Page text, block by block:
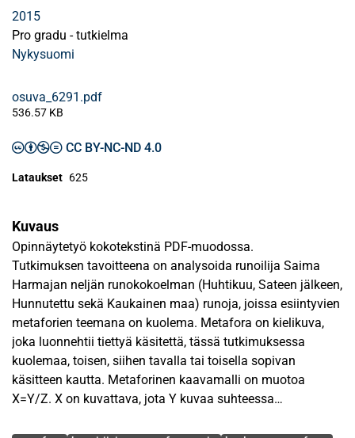
2015
Pro gradu - tutkielma
Nykysuomi
osuva_6291.pdf
536.57 KB
CC BY-NC-ND 4.0
Lataukset 625
Kuvaus
Opinnäytetyö kokotekstinä PDF-muodossa.
Tutkimuksen tavoitteena on analysoida runoilija Saima
Harmajan neljän runokokoelman (Huhtikuu, Sateen jälkeen,
Hunnutettu sekä Kaukainen maa) runoja, joissa esiintyvien
metaforien teemana on kuolema. Metafora on kielikuva,
joka luonnehtii tiettyä käsitettä, tässä tutkimuksessa
kuolemaa, toisen, siihen tavalla tai toisella sopivan
käsitteen kautta. Metaforinen kaavamalli on muotoa
X=Y/Z. X on kuvattava, jota Y kuvaa suhteessa